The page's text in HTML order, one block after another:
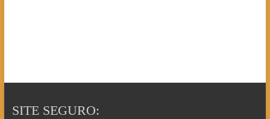
SITE SEGURO: